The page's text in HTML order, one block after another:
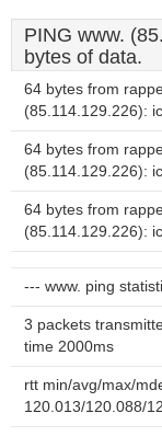
PING www.
bytes of data.
64 bytes from
(85.114.129.226):
64 bytes from
(85.114.129.226):
64 bytes from
(85.114.129.226):
--- www. ping
3 packets
time 2000ms
rtt min/avg/max/
120.013/120.088/